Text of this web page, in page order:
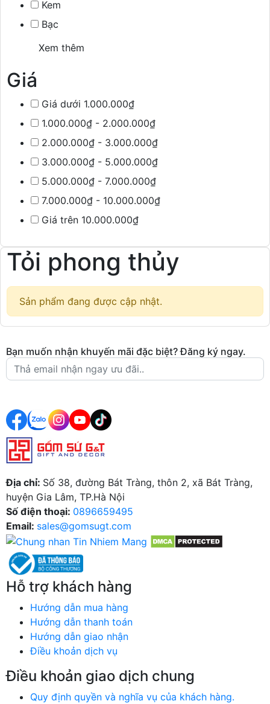
Kem
Bạc
Xem thêm
Giá
Giá dưới 1.000.000₫
1.000.000₫ - 2.000.000₫
2.000.000₫ - 3.000.000₫
3.000.000₫ - 5.000.000₫
5.000.000₫ - 7.000.000₫
7.000.000₫ - 10.000.000₫
Giá trên 10.000.000₫
Tỏi phong thủy
Sản phẩm đang được cập nhật.
Bạn muốn nhận khuyến mãi đặc biệt? Đăng ký ngay.
Địa chỉ: Số 38, đường Bát Tràng, thôn 2, xã Bát Tràng,
huyện Gia Lâm, TP.Hà Nội
Số điện thoại: 0896659495
Email: sales@gomsugt.com
Hỗ trợ khách hàng
Hướng dẫn mua hàng
Hướng dẫn thanh toán
Hướng dẫn giao nhận
Điều khoản dịch vụ
Điều khoản giao dịch chung
Quy định quyền và nghĩa vụ của khách hàng.